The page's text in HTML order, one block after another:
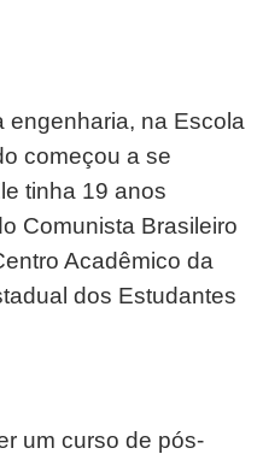
engenharia, na Escola
começou a se
tinha 19 anos
Comunista Brasileiro
Acadêmico da
dos Estudantes
um curso de pós-